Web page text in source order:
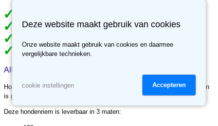
Meer dan 70.000 klanten gingen je voor
Meer dan 3500 reviews, ben jij de volgende tevreden klant?
30 dagen retour recht, niet tevreden, geld terug.
Alles over Hondenlijn van soft longe
Hondenriemen met handvat gemaakt van soft-longe. Deze hondenriemen
is gemaakt van zacht materiaal en snijdt niet in de hand.
Deze hondenriem is leverbaar in 3 maten:
Deze website maakt gebruik van cookies
Onze website maakt gebruik van cookies en daarmee
vergelijkbare technieken.
cookie instellingen Accepteren